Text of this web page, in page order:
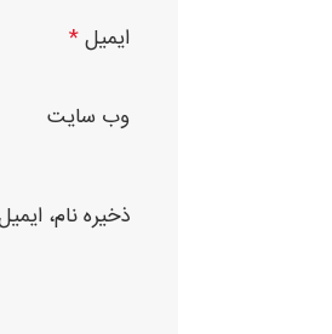
ایمیل*
وب‌ سایت
ذخیره نام،